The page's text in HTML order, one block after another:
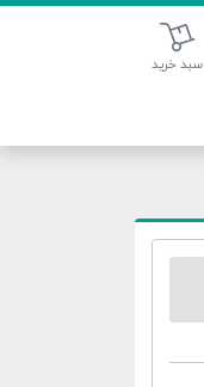
سبد خرید
سبد خرید